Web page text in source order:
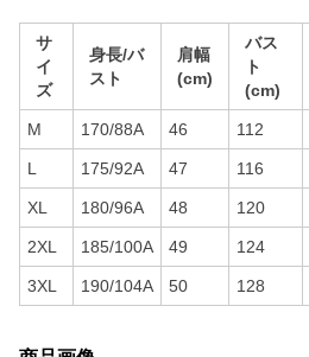
サ
イ
ズ
身長/バ
スト
肩幅
(cm)
バス
ト
(cm)
M 170/88A 46 112
L 175/92A 47 116
XL 180/96A 48 120
2XL 185/100A 49 124
3XL 190/104A 50 128